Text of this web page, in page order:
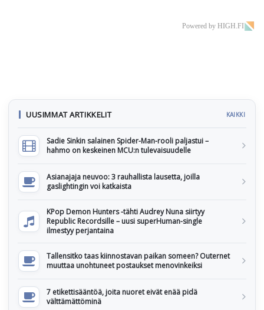
Powered by HIGH.FI
UUSIMMAT ARTIKKELIT KAIKKI
Sadie Sinkin salainen Spider-Man-rooli paljastui –
hahmo on keskeinen MCU:n tulevaisuudelle
Asianajaja neuvoo: 3 rauhallista lausetta, joilla
gaslightingin voi katkaista
KPop Demon Hunters -tähti Audrey Nuna siirtyy
Republic Recordsille – uusi superHuman-single
ilmestyy perjantaina
Tallensitko taas kiinnostavan paikan someen? Outernet
muuttaa unohtuneet postaukset menovinkeiksi
7 etikettisääntöä, joita nuoret eivät enää pidä
välttämättöminä